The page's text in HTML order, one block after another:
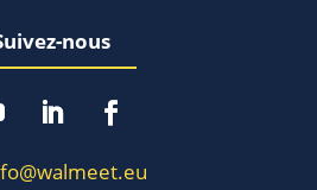
nous